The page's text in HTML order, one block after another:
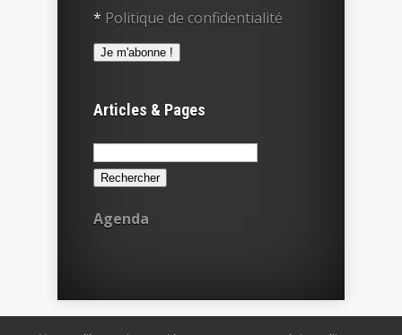
* Politique de confidentialité
Articles & Pages
Rechercher :
Agenda